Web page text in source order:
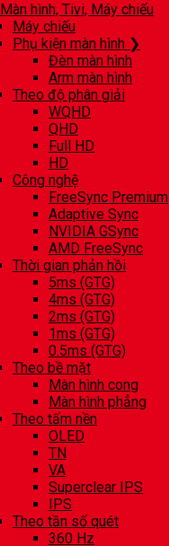
Màn hình, Tivi, Máy chiếu
Máy chiếu
Phụ kiện màn hình ❯
Đèn màn hình
Arm màn hình
Theo độ phân giải
WQHD
QHD
Full HD
HD
Công nghệ
FreeSync Premium
Adaptive Sync
NVIDIA GSync
AMD FreeSync
Thời gian phản hồi
5ms (GTG)
4ms (GTG)
2ms (GTG)
1ms (GTG)
0.5ms (GTG)
Theo bề mặt
Màn hình cong
Màn hình phẳng
Theo tấm nền
OLED
TN
VA
Superclear IPS
IPS
Theo tần số quét
360 Hz